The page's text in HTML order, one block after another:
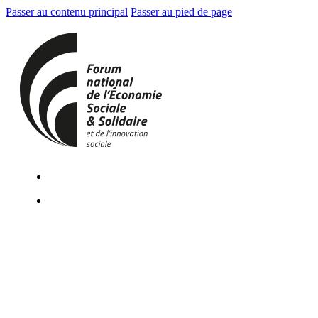
Passer au contenu principal Passer au pied de page